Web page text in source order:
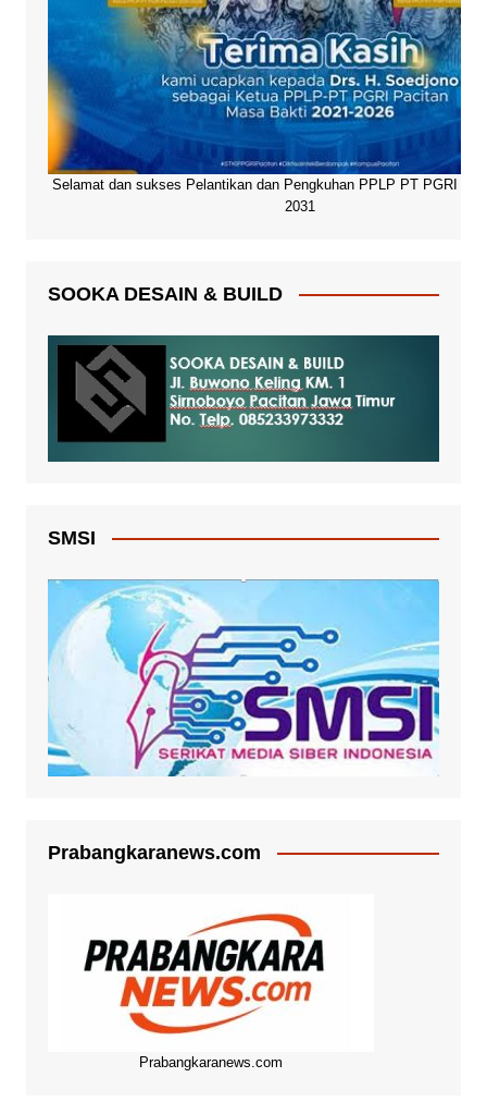
Selamat dan sukses Pelantikan dan Pengkuhan PPLP PT PGRI
2031
SOOKA DESAIN & BUILD
SMSI
Prabangkaranews.com
Prabangkaranews.com